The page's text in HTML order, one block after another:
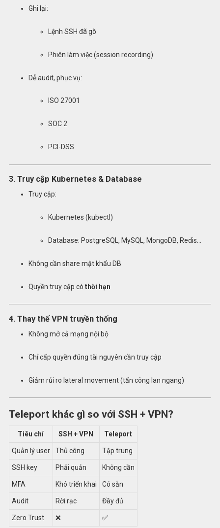
Ghi lại:
Lệnh SSH đã gõ
Phiên làm việc (session recording)
Dễ audit, phục vụ:
ISO 27001
SOC 2
PCI-DSS
3. Truy cập Kubernetes & Database
Truy cập:
Kubernetes (kubectl)
Database: PostgreSQL, MySQL, MongoDB, Redis…
Không cần share mật khẩu DB
Quyền truy cập có thời hạn
4. Thay thế VPN truyền thống
Không mở cả mạng nội bộ
Chỉ cấp quyền đúng tài nguyên cần truy cập
Giảm rủi ro lateral movement (tấn công lan ngang)
Teleport khác gì so với SSH + VPN?
Tiêu chí SSH + VPN Teleport
Quản lý user Thủ công Tập trung
SSH key Phải quản Không cần
MFA Khó triển khai Có sẵn
Audit Rời rạc Đầy đủ
Zero Trust ❌ ✅